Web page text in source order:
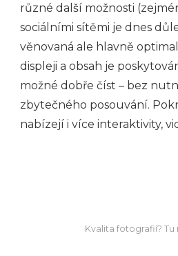
různé další možnosti
sociálními sítěmi je dnes
věnovaná ale hlavně
displeji a obsah je
možné dobře číst – bez
zbytečného posouvání.
nabízejí i více interaktivity,
Kvalita fotografií?